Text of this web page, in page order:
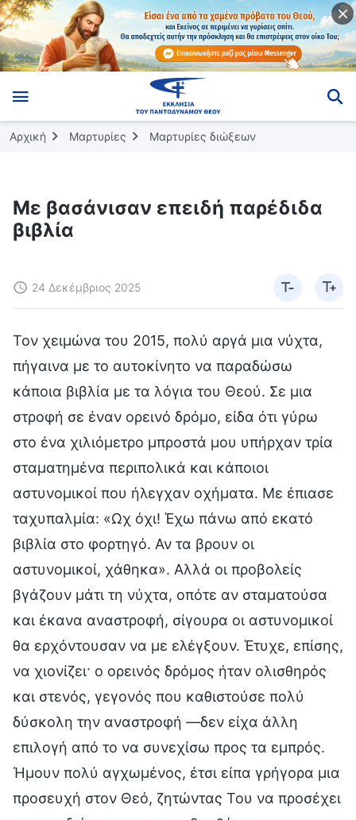
Αρχική Μαρτυρίες Μαρτυρίες διώξεων
Με βασάνισαν επειδή παρέδιδα
βιβλία
24 Δεκέμβριος 2025
Τον χειμώνα του 2015, πολύ αργά μια νύχτα,
πήγαινα με το αυτοκίνητο να παραδώσω
κάποια βιβλία με τα λόγια του Θεού. Σε μια
στροφή σε έναν ορεινό δρόμο, είδα ότι γύρω
στο ένα χιλιόμετρο μπροστά μου υπήρχαν τρία
σταματημένα περιπολικά και κάποιοι
αστυνομικοί που ήλεγχαν οχήματα. Με έπιασε
ταχυπαλμία: «Ωχ όχι! Έχω πάνω από εκατό
βιβλία στο φορτηγό. Αν τα βρουν οι
αστυνομικοί, χάθηκα». Αλλά οι προβολείς
βγάζουν μάτι τη νύχτα, οπότε αν σταματούσα
και έκανα αναστροφή, σίγουρα οι αστυνομικοί
θα ερχόντουσαν να με ελέγξουν. Έτυχε, επίσης,
να χιονίζει· ο ορεινός δρόμος ήταν ολισθηρός
και στενός, γεγονός που καθιστούσε πολύ
δύσκολη την αναστροφή —δεν είχα άλλη
επιλογή από το να συνεχίσω προς τα εμπρός.
Ήμουν πολύ αγχωμένος, έτσι είπα γρήγορα μια
προσευχή στον Θεό, ζητώντας Του να προσέχει